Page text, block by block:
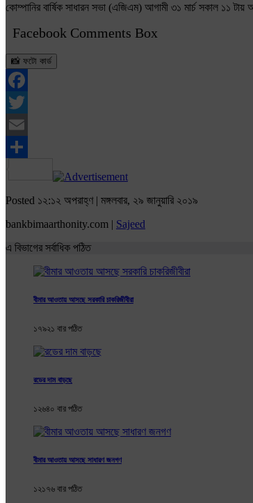
কোম্পানির বার্ষিক সাধারন সভা (এজিএম) আগামী ৩১ মার্চ সকাল ১১
Facebook Comments Box
📸 ফটো কার্ড
Facebook
Twitter
Email
Share
Posted ১২:১২ অপরাহ্ণ | মঙ্গলবার, ২৯ জানুয়ারি ২০১৯
bankbimaarthonity.com | Sajeed
এ বিভাগের সর্বাধিক পঠিত
বীমার আওতায় আসছে সরকারি চাকরিজীবীরা
১৭৯২১ বার পঠিত
রডের দাম বাড়ছে
১২৬৪০ বার পঠিত
বীমার আওতায় আসছে সাধারণ জনগণ
১২১৭৬ বার পঠিত